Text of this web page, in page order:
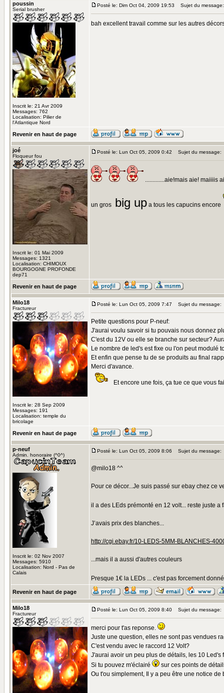
poussin
Serial brusher
Inscrit le: 21 Avr 2009
Messages: 762
Localisation: Pilier de
l'Atlantique Nord
Posté le: Dim Oct 04, 2009 19:53 Sujet du message:
bah excellent travail comme sur les autres
Revenir en haut de page
joé
Floqueur fou
Inscrit le: 01 Mai 2009
Messages: 1321
Localisation: CHIMOUX
BOURGOGNE PROFONDE
dep71
Posté le: Lun Oct 05, 2009 0:42 Sujet du message:
.............aie!mais aie! maiiiis
un gros big up a tous les capucins encore
Revenir en haut de page
Milo18
Fractureur
Inscrit le: 28 Sep 2009
Messages: 191
Localisation: temple du
bricolage
Posté le: Lun Oct 05, 2009 7:47 Sujet du message:
Petite questions pour P-neuf:
J'aurai voulu savoir si tu pouvais nous donnez
C'est du 12V ou elle se branche sur secteur?
Le nombre de led's est fixe ou l'on peut modulé
Et enfin que pense tu de se produits au final
Merci d'avance.
Et encore une fois, ça tue ce que vous
Revenir en haut de page
p-neuf
Admin. honoraire (^0^)
Inscrit le: 02 Nov 2007
Messages: 5910
Localisation: Nord - Pas de
Calais
Posté le: Lun Oct 05, 2009 8:06 Sujet du message:
@milo18 ^^
Pour ce décor...Je suis passé sur ebay chez ce
il a des LEds prémonté en 12 volt... reste juste
J’avais prix des blanches...
http://cgi.ebay.fr/10-LEDS-5MM-BLANCHES-
...mais il a aussi d'autres couleurs
Presque 1€ la LEDs ... c'est pas forcement
Revenir en haut de page
Milo18
Fractureur
Posté le: Lun Oct 05, 2009 8:40 Sujet du message:
merci pour t'as reponse.
Juste une question, elles ne sont pas vendues
C'est vendu avec le raccord 12 Volt?
J'aurai avoir un peu plus de détails, les 10
Si tu pouvez m'éclairé
sur ces points de
Ou t'ou simplement, Il y a peu être une notice de